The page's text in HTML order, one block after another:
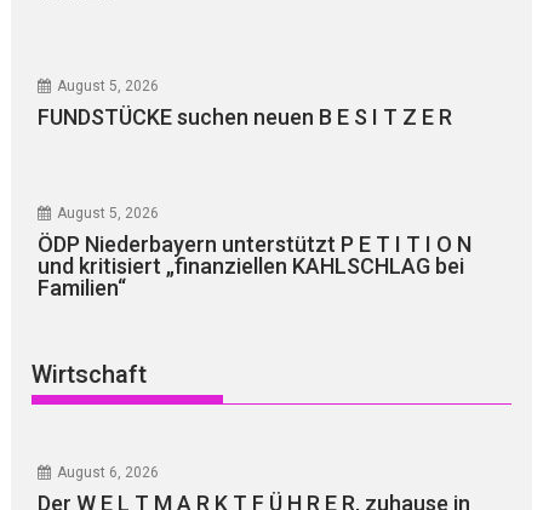
August 5, 2026
FUNDSTÜCKE suchen neuen B E S I T Z E R
August 5, 2026
ÖDP Niederbayern unterstützt P E T I T I O N
und kritisiert „finanziellen KAHLSCHLAG bei
Familien“
Wirtschaft
August 6, 2026
Der W E L T M A R K T F Ü H R E R, zuhause in